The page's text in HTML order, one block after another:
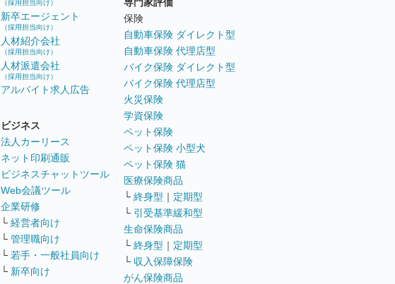
（採用担当向け）
新卒エージェント
（採用担当向け）
人材紹介会社
（採用担当向け）
人材派遣会社
（採用担当向け）
アルバイト求人広告
ビジネス
法人カーリース
ネット印刷通販
ビジネスチャットツール
Web会議ツール
企業研修
└ 経営者向け
└ 管理職向け
└ 若手・一般社員向け
└ 新卒向け
保険
自動車保険 ダイレクト型
自動車保険 代理店型
バイク保険 ダイレクト型
バイク保険 代理店型
火災保険
学資保険
ペット保険
ペット保険 小型犬
ペット保険 猫
医療保険商品
└ 終身型 ｜ 定期型
└ 引受基準緩和型
生命保険商品
└ 終身型 ｜ 定期型
└ 収入保障保険
がん保険商品